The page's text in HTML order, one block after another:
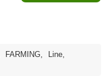
FARMING, Line,